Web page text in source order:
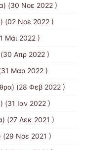
(30 Νοε 2022 )
(02 Νοε 2022 )
Μάι 2022 )
Απρ 2022 )
Μαρ 2022 )
(28 Φεβ 2022 )
(31 Ιαν 2022 )
(27 Δεκ 2021 )
(29 Νοε 2021 )